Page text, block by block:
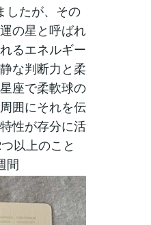
したが、その
の星と呼ばれ
るエネルギー
な判断力と柔
座で柔軟球の
囲にそれを伝
性が存分に活
以上のこと
間